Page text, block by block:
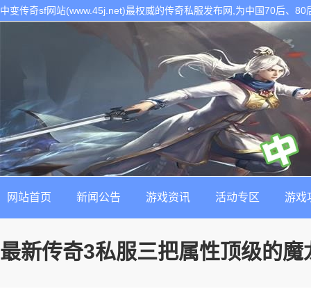
中变传奇sf网站(www.45j.net)最权威的传奇私服发布网,为中国70后、
网站首页 新闻公告 游戏资讯 活动专区 游戏
最新传奇3私服三把属性顶级的